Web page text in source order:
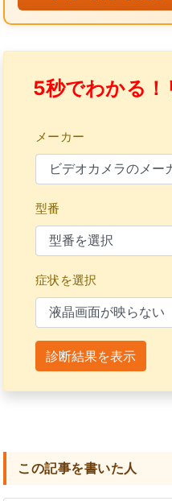
5秒でわかる
メーカー
型番
症状を選択
診断結果を表示
この記事を書いた人